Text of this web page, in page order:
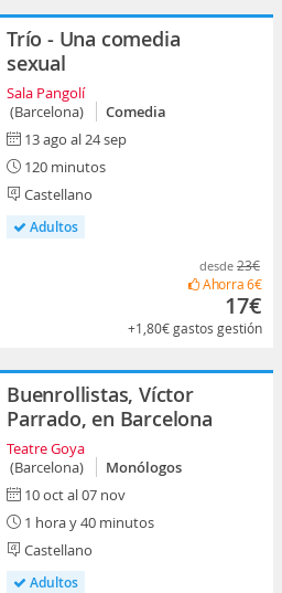
Trío - Una comedia
sexual
Sala Pangolí
(Barcelona)
Comedia
13 ago al 24 sep
120 minutos
Castellano
Adultos
desde 23€
Ahorra6€
17€
+1,80€gastos gestión
Buenrollistas, Víctor
Parrado, en Barcelona
Teatre Goya
(Barcelona)
Monólogos
10 oct al 07 nov
1 hora y 40 minutos
Castellano
Adultos